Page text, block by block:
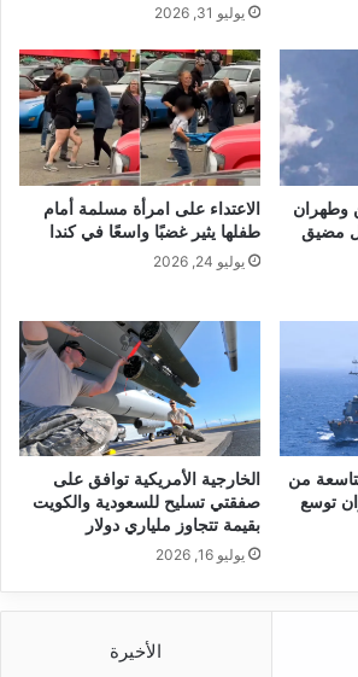
يوليو 31, 2026
وطهران
مضيق
الاعتداء على امرأة مسلمة أمام
طفلها يثير غضبًا واسعًا في كندا
يوليو 24, 2026
من
توسع
الخارجية الأمريكية توافق على
صفقتي تسليح للسعودية والكويت
بقيمة تتجاوز ملياري دولار
يوليو 16, 2026
الأخيرة